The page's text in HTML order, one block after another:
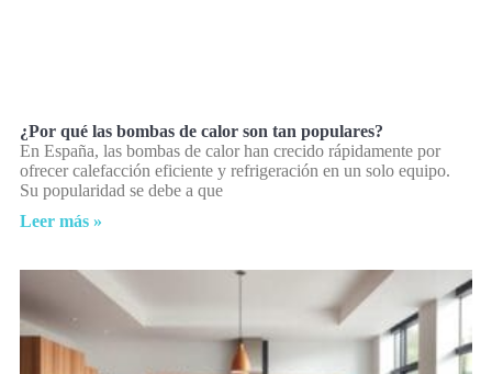
¿Por qué las bombas de calor son tan populares?
En España, las bombas de calor han crecido rápidamente por
ofrecer calefacción eficiente y refrigeración en un solo equipo.
Su popularidad se debe a que
Leer más »